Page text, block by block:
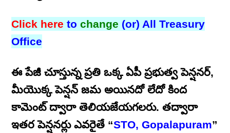
Click here tochange (or) All Treasury
Office
ఈ పేజీ చూస్తున్న ప్రతి ఒక్క ఏపీ ప్రభుత్వ పెన్షనర్,
మీయొక్క పెన్షన్ జమ అయినదో లేదో కింద
కామెంట్ ద్వారా తెలియజేయగలరు. తద్వారా
ఇతర పెన్షనర్లు ఎవరైతే “STO, Gopalapuram”